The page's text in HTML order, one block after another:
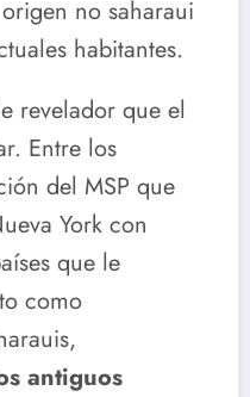
no saharaui
habitantes.
revelador que el
Entre los
del MSP que
York con
que le
como
antiguos